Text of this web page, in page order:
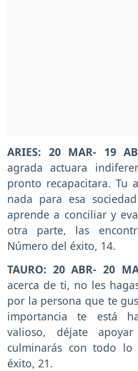
ARIES: 20 MAR- 19
agrada actuara
pronto recapacitara. Tu
nada para esa
aprende a conciliar y
otra parte, las
Número del éxito, 14.
TAURO: 20 ABR- 20
acerca de ti, no les
por la persona que te
importancia te está
valioso, déjate
culminarás con todo lo
éxito, 21.